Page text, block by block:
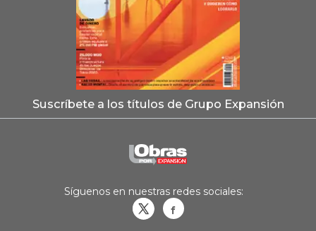
Suscríbete a los títulos de Grupo Expansión
Síguenos en nuestras redes sociales: